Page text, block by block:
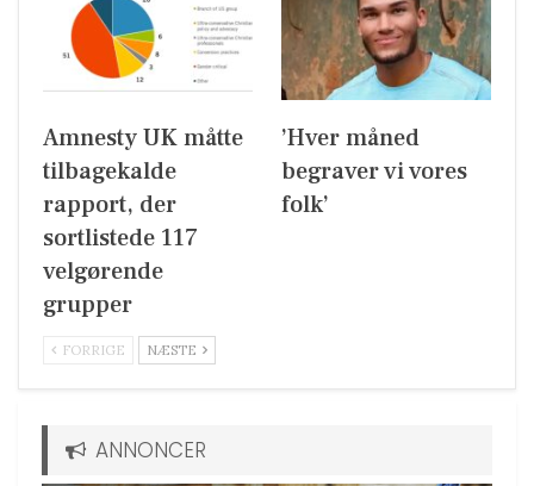
Amnesty UK måtte
tilbagekalde
rapport, der
sortlistede 117
velgørende
grupper
’Hver måned
begraver vi vores
folk’
FORRIGE NÆSTE
ANNONCER